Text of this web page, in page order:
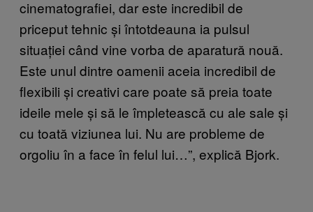
cinematografiei, dar este incredibil de
priceput tehnic și întotdeauna ia pulsul
situației când vine vorba de aparatură nouă.
Este unul dintre oamenii aceia incredibil de
flexibili și creativi care poate să preia toate
ideile mele și să le împletească cu ale sale și
cu toată viziunea lui. Nu are probleme de
orgoliu în a face în felul lui…”, explică Bjork.